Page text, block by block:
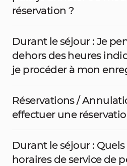
réservation ?
Durant le séjour : Je
dehors des heures
je procéder à mon
Réservations /
effectuer une
Durant le séjour :
horaires de service de